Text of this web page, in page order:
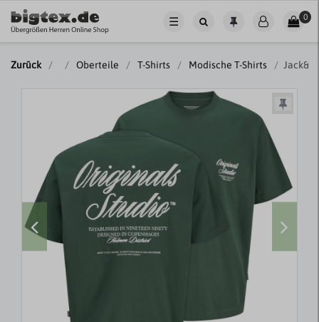
☰ 0
Zurück Oberteile T-Shirts Modische T-Shirts